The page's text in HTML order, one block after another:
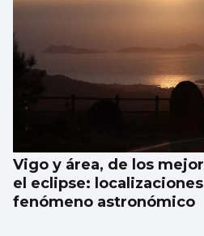
Vigo y área, de los
el eclipse:
fenómeno astronómico